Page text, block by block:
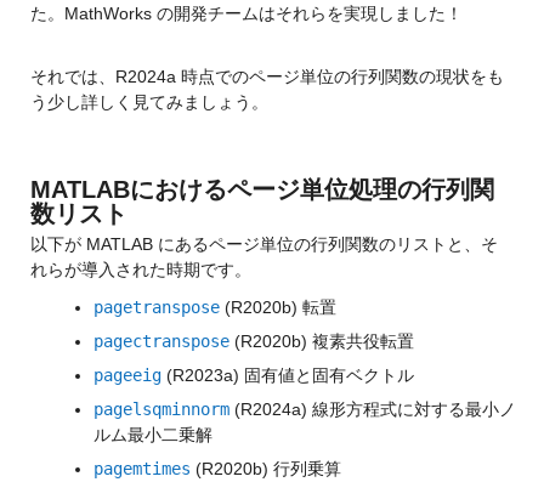
た。MathWorks の開発チームはそれらを実現しました！
それでは、R2024a 時点でのページ単位の行列関数の現状をも
う少し詳しく見てみましょう。
MATLABにおけるページ単位処理の行列関
数リスト
以下が MATLAB にあるページ単位の行列関数のリストと、そ
れらが導入された時期です。
pagetranspose (R2020b) 転置
pagectranspose (R2020b) 複素共役転置
pageeig (R2023a) 固有値と固有ベクトル
pagelsqminnorm (R2024a) 線形方程式に対する最小ノ
ルム最小二乗解
pagemtimes (R2020b) 行列乗算